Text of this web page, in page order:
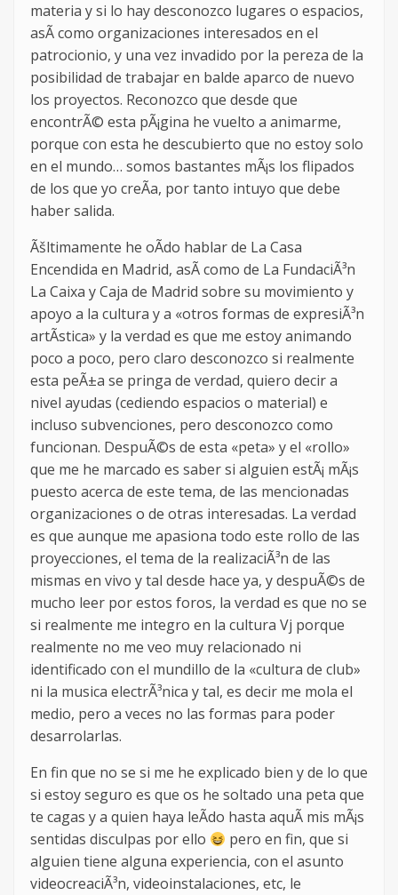
materia y si lo hay desconozco lugares o espacios,
asÃ­ como organizaciones interesados en el
patrocionio, y una vez invadido por la pereza de la
posibilidad de trabajar en balde aparco de nuevo
los proyectos. Reconozco que desde que
encontrÃ© esta pÃ¡gina he vuelto a animarme,
porque con esta he descubierto que no estoy solo
en el mundo… somos bastantes mÃ¡s los flipados
de los que yo creÃ­a, por tanto intuyo que debe
haber salida.
Ãšltimamente he oÃ­do hablar de La Casa
Encendida en Madrid, asÃ­ como de La FundaciÃ³n
La Caixa y Caja de Madrid sobre su movimiento y
apoyo a la cultura y a «otros formas de expresiÃ³n
artÃ­stica» y la verdad es que me estoy animando
poco a poco, pero claro desconozco si realmente
esta peÃ±a se pringa de verdad, quiero decir a
nivel ayudas (cediendo espacios o material) e
incluso subvenciones, pero desconozco como
funcionan. DespuÃ©s de esta «peta» y el «rollo»
que me he marcado es saber si alguien estÃ¡ mÃ¡s
puesto acerca de este tema, de las mencionadas
organizaciones o de otras interesadas. La verdad
es que aunque me apasiona todo este rollo de las
proyecciones, el tema de la realizaciÃ³n de las
mismas en vivo y tal desde hace ya, y despuÃ©s de
mucho leer por estos foros, la verdad es que no se
si realmente me integro en la cultura Vj porque
realmente no me veo muy relacionado ni
identificado con el mundillo de la «cultura de club»
ni la musica electrÃ³nica y tal, es decir me mola el
medio, pero a veces no las formas para poder
desarrolarlas.
En fin que no se si me he explicado bien y de lo que
si estoy seguro es que os he soltado una peta que
te cagas y a quien haya leÃ­do hasta aquÃ­ mis mÃ¡s
sentidas disculpas por ello
pero en fin, que si
alguien tiene alguna experiencia, con el asunto
videocreaciÃ³n, videoinstalaciones, etc, le